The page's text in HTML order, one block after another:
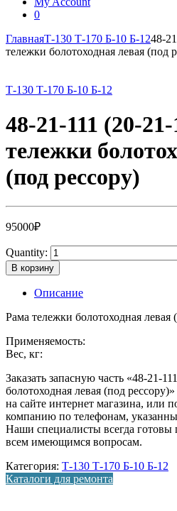
0
ГлавнаяТ-130 Т-170 Б-10 Б-1248-
тележки болотоходная левая (под
Т-130 Т-170 Б-10 Б-12
48-21-111 (20-
тележки
(под рессору)
95000₽
Quantity:
В корзину
Описание
Рама тележки болотоходная левая
Применяемость:
Вес, кг:
Заказать запасную часть «48-21-
болотоходная левая (под
на сайте интернет магазина, или
компанию по телефонам,
Наши специалисты всегда готовы
всем имеющимся вопросам.
Категория: Т-130 Т-170 Б-10 Б-12
Каталоги для ремонта